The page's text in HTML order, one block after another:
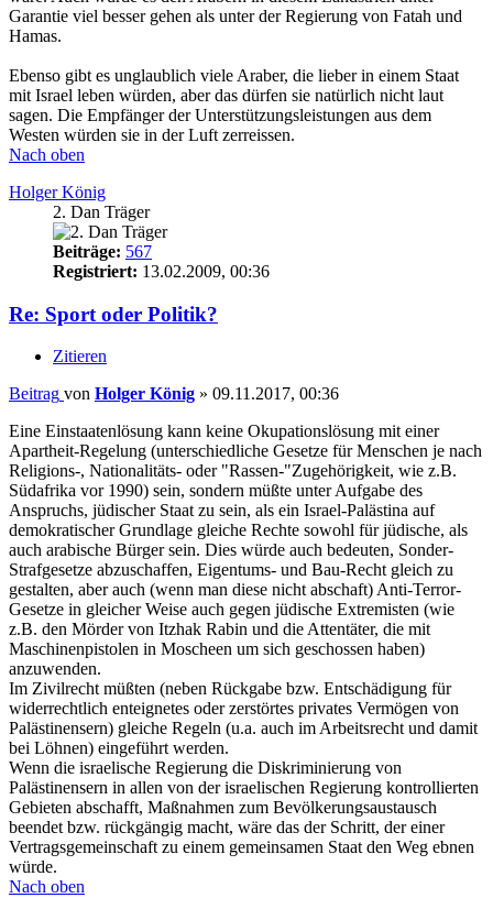
Garantie viel besser gehen als unter der Regierung von Fatah und
Hamas.
Ebenso gibt es unglaublich viele Araber, die lieber in einem Staat
mit Israel leben würden, aber das dürfen sie natürlich nicht laut
sagen. Die Empfänger der Unterstützungsleistungen aus dem
Westen würden sie in der Luft zerreissen.
Nach oben
Holger König
2. Dan Träger
Beiträge: 567
Registriert: 13.02.2009, 00:36
Re: Sport oder Politik?
Zitieren
Beitrag von Holger König » 09.11.2017, 00:36
Eine Einstaatenlösung kann keine Okupationslösung mit einer
Apartheit-Regelung (unterschiedliche Gesetze für Menschen je nach
Religions-, Nationalitäts- oder "Rassen-"Zugehörigkeit, wie z.B.
Südafrika vor 1990) sein, sondern müßte unter Aufgabe des
Anspruchs, jüdischer Staat zu sein, als ein Israel-Palästina auf
demokratischer Grundlage gleiche Rechte sowohl für jüdische, als
auch arabische Bürger sein. Dies würde auch bedeuten, Sonder-
Strafgesetze abzuschaffen, Eigentums- und Bau-Recht gleich zu
gestalten, aber auch (wenn man diese nicht abschaft) Anti-Terror-
Gesetze in gleicher Weise auch gegen jüdische Extremisten (wie
z.B. den Mörder von Itzhak Rabin und die Attentäter, die mit
Maschinenpistolen in Moscheen um sich geschossen haben)
anzuwenden.
Im Zivilrecht müßten (neben Rückgabe bzw. Entschädigung für
widerrechtlich enteignetes oder zerstörtes privates Vermögen von
Palästinensern) gleiche Regeln (u.a. auch im Arbeitsrecht und damit
bei Löhnen) eingeführt werden.
Wenn die israelische Regierung die Diskriminierung von
Palästinensern in allen von der israelischen Regierung kontrollierten
Gebieten abschafft, Maßnahmen zum Bevölkerungsaustausch
beendet bzw. rückgängig macht, wäre das der Schritt, der einer
Vertragsgemeinschaft zu einem gemeinsamen Staat den Weg ebnen
würde.
Nach oben